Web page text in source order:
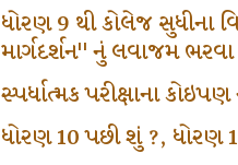
ધોરણ 9 થી કોલેજ સુધીના
માર્ગદર્શન" નું લવાજમ
સ્પર્ધાત્મક પરીક્ષાના
ધોરણ 10 પછી શું ?, ધોરણ